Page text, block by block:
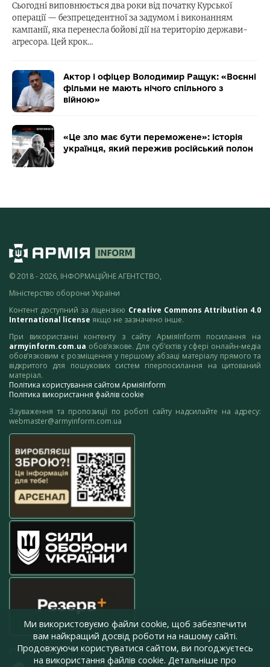
Сьогодні виповнюється два роки від початку Курської
операції — безпрецедентної за задумом і виконанням
кампанії, яка перенесла бойові дії на територію держави-
агресора. Цей крок…
Актор і офіцер Володимир Ращук: «Воєнні
фільми не мають нічого спільного з
війною»
«Це зло має бути переможене»: історія
українця, який пережив російський полон
© 2018 - 2026, ІНФОРМАЦІЙНЕ АГЕНТСТВО,
Міністерство оборони України
Контент доступний за ліцензією Creative Commons Attribution 4.0
International license якщо не зазначено інше.
При використанні контенту з сайту АрміяInform посилання на
armyinform.com.ua обов’язкове. Для суб’єктів у сфері онлайн-медіа
обов’язковим є розміщення у першому абзаці матеріалу прямого та
відкритого для пошукових систем гіперпосилання на цитований
матеріал.
Політика користування сайтом АрміяInform
Політика використання файлів cookie
Зауваження та пропозиції по роботі сайту надсилайте на адресу:
webmaster@armyinform.com.ua
press@armyinform.com.ua
Ми використовуємо файли cookie, щоб забезпечити
вам найкращий досвід роботи на нашому сайті.
Продовжуючи користуватися сайтом, ви погоджуєтесь
на використання файлів cookie. Детальніше про